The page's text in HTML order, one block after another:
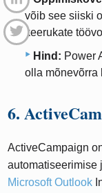
võib see siiski
keerukate
Hind: Power
olla mõnevõrra
6.
ActiveCampaign
automatiseerimise
Microsoft Outlook